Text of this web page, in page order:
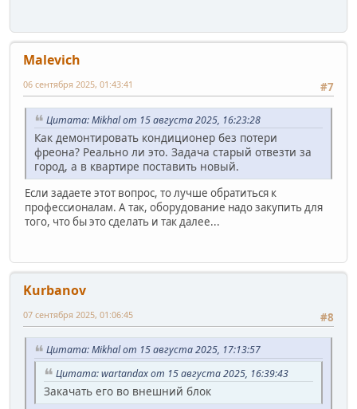
Malevich
#7
06 сентября 2025, 01:43:41
Цитата: Mikhal от 15 августа 2025, 16:23:28
Как демонтировать кондиционер без потери
фреона? Реально ли это. Задача старый отвезти за
город, а в квартире поставить новый.
Если задаете этот вопрос, то лучше обратиться к
профессионалам. А так, оборудование надо закупить для
того, что бы это сделать и так далее...
Kurbanov
#8
07 сентября 2025, 01:06:45
Цитата: Mikhal от 15 августа 2025, 17:13:57
Цитата: wartandax от 15 августа 2025, 16:39:43
Закачать его во внешний блок